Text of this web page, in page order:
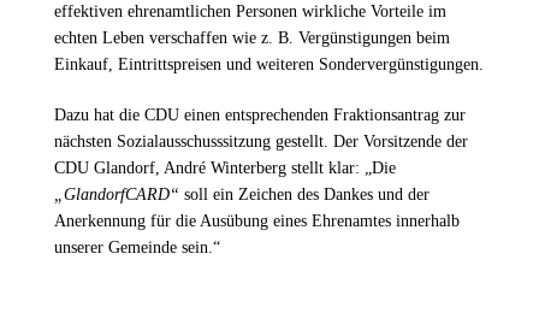
effektiven ehrenamtlichen Personen wirkliche Vorteile im
echten Leben verschaffen wie z. B. Vergünstigungen beim
Einkauf, Eintrittspreisen und weiteren Sondervergünstigungen.
Dazu hat die CDU einen entsprechenden Fraktionsantrag zur
nächsten Sozialausschusssitzung gestellt. Der Vorsitzende der
CDU Glandorf, André Winterberg stellt klar: „Die
GlandorfCARD“ soll ein Zeichen des Dankes und der
Anerkennung für die Ausübung eines Ehrenamtes innerhalb
unserer Gemeinde sein.“